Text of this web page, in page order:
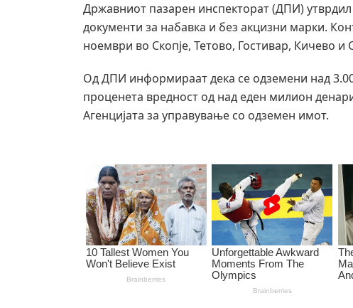
Државниот пазарен инспекторат (ДПИ)
документи за набавка и без акцизни марки.
ноември во Скопје, Тетово, Гостивар, Кичево и
Од ДПИ информираат дека се одземени над
проценета вредност од над еден милион
Агенцијата за управување со одземен имот.